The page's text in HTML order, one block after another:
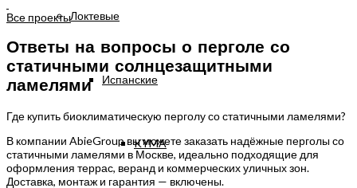
Локтевые
Испанские
KYMA
Все проекты
Ответы на вопросы о перголе со
статичными солнцезащитными
ламелями
Где купить биоклиматическую перголу со статичными ламелями?
В компании AbieGroup вы можете заказать надёжные перголы со
статичными ламелями в Москве, идеально подходящие для
оформления террас, веранд и коммерческих уличных зон.
Доставка, монтаж и гарантия — включены.